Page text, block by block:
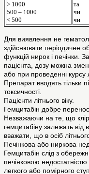
> 1000
500 – 1000
< 500
та
чи
чи
Для виявлення не
здійснювати періодичне
функцій нирок і печінки.
пацієнта, дозу можна
або при проведенні курсу
Препарат вводять тільки
токсичності.
Пацієнти літнього віку.
Гемцитабін добре
Незважаючи на те, що
гемцитабіну залежать від
вважати, що в осіб
Печінкова або ниркова
Гемцитабін слід з
печінковою
легкого або помірного